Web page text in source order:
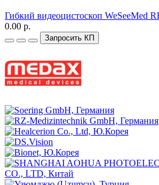
Гибкий видеоцистоскоп WeSeeMed
0.00 р.
Запросить КП